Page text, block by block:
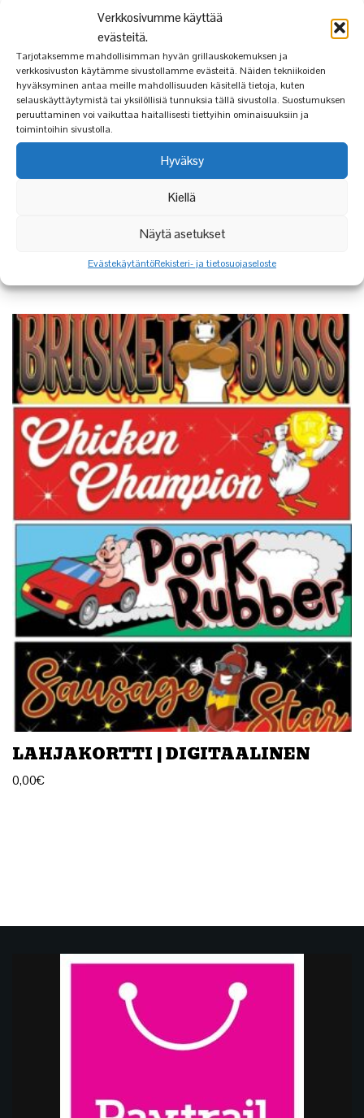
Verkkosivumme käyttää
evästeitä.
Tarjotaksemme mahdollisimman hyvän grillauskokemuksen ja
verkkosivuston käytämme sivustollamme evästeitä. Näiden tekniikoiden
hyväksyminen antaa meille mahdollisuuden käsitellä tietoja, kuten
selauskäyttäytymistä tai yksilöllisiä tunnuksia tällä sivustolla. Suostumuksen
peruuttaminen voi vaikuttaa haitallisesti tiettyihin ominaisuuksiin ja
toimintoihin sivustolla.
Hyväksy
Kiellä
Näytä asetukset
EvästekäytäntöRekisteri- ja tietosuojaseloste
T-PAITA | I LOVE BBQ
LAHJAKORTTI | DIGITAALINEN
0,00€